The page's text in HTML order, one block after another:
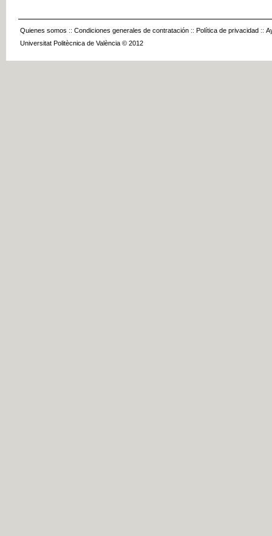
Quienes somos :: Condiciones generales de contratación :: Política de privacidad ::
Universitat Politècnica de València © 2012